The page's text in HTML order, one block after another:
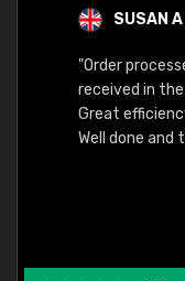
SUSAN A
"Order
received in
Great
Well done and